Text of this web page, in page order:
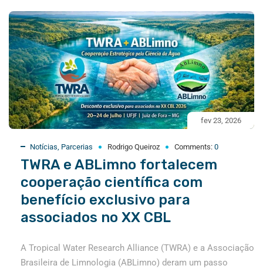
fev 23, 2026
Notícias, Parcerias Rodrigo Queiroz Comments: 0
TWRA e ABLimno fortalecem
cooperação científica com
benefício exclusivo para
associados no XX CBL
A Tropical Water Research Alliance (TWRA) e a Associação
Brasileira de Limnologia (ABLimno) deram um passo